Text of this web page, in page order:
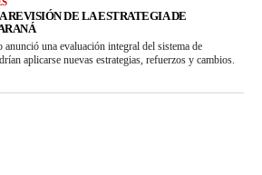
REVISIÓN DE LA ESTRATEGIA DE
anunció una evaluación integral del sistema de
aplicarse nuevas estrategias, refuerzos y cambios.